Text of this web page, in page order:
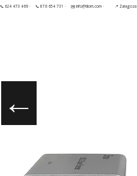
📞 624 473 469 · 📞 876 654 731 · ✉️ info@tilorn.com · 📍 Zaragoza
←